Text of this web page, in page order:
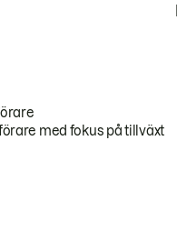
med fokus på tillväxt